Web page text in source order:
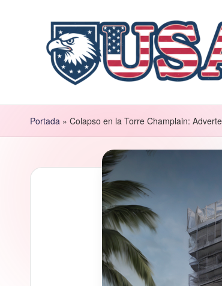
Portada » Colapso en la Torre Champlain: